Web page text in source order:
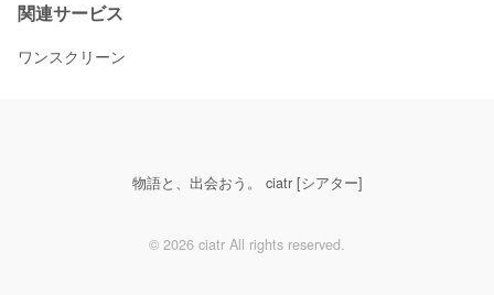
関連サービス
ワンスクリーン
物語と、出会おう。 ciatr [シアター]
© 2026 ciatr All rights reserved.